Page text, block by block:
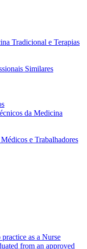
Tradicional e Terapias
Similares
da Medicina
e Trabalhadores
as a Nurse
from an approved